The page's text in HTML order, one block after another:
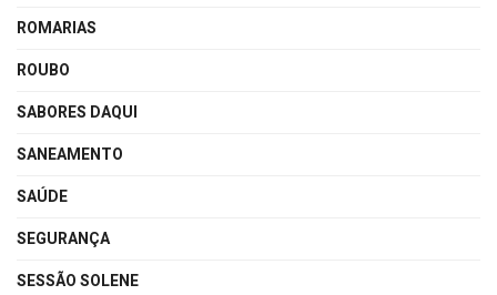
ROMARIAS
ROUBO
SABORES DAQUI
SANEAMENTO
SAÚDE
SEGURANÇA
SESSÃO SOLENE